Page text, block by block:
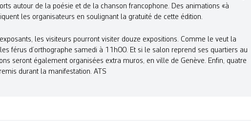
autour de la poésie et de la chanson francophone. Des animations «à
les organisateurs en soulignant la gratuité de cette édition.
les visiteurs pourront visiter douze expositions. Comme le veut la
férus d’orthographe samedi à 11h00. Et si le salon reprend ses quartiers au
seront également organisées extra muros, en ville de Genève. Enfin, quatre
durant la manifestation. ATS